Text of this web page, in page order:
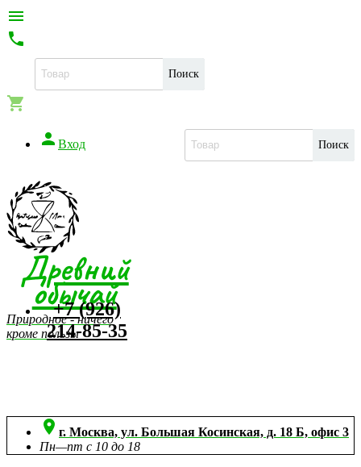


Поиск

Поиск
 Вход
Древний
обычай
Природное - ничего
кроме пользы
+7 (926)
214-85-35
 г. Москва, ул. Большая Косинская, д. 18 Б, офис 3
Пн—пт с 10 до 18